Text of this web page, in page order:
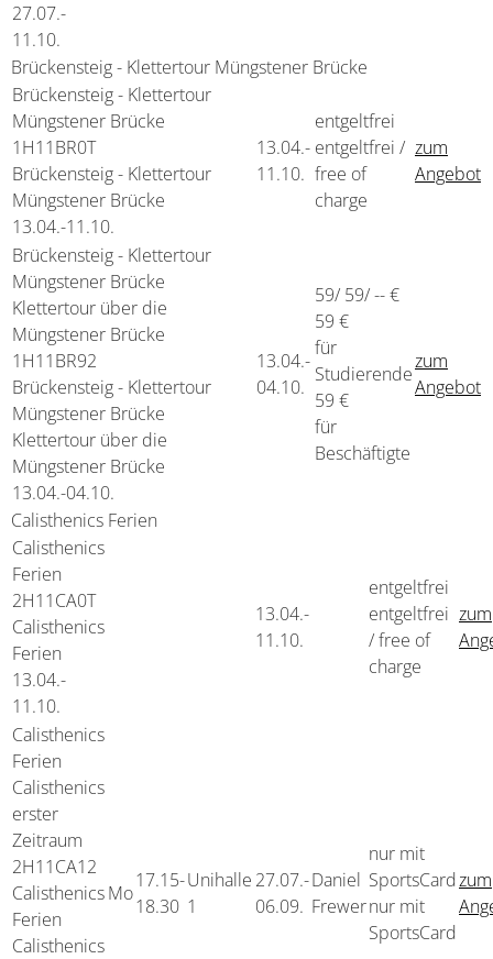
27.07.-
11.10.
Brückensteig - Klettertour Müngstener Brücke
Brückensteig - Klettertour
Müngstener Brücke
1H11BR0T
Brückensteig - Klettertour
Müngstener Brücke
13.04.-11.10.
13.04.-
11.10.
entgeltfrei
entgeltfrei /
free of
charge
zum
Angebot
Brückensteig - Klettertour
Müngstener Brücke
Klettertour über die
Müngstener Brücke
1H11BR92
Brückensteig - Klettertour
Müngstener Brücke
Klettertour über die
Müngstener Brücke
13.04.-04.10.
13.04.-
04.10.
59/ 59/ -- €
59 €
für
Studierende
59 €
für
Beschäftigte
zum
Angebot
Calisthenics Ferien
Calisthenics
Ferien
2H11CA0T
Calisthenics
Ferien
13.04.-
11.10.
13.04.-
11.10.
entgeltfrei
entgeltfrei
/ free of
charge
zum
Calisthenics
Ferien
Calisthenics
erster
Zeitraum
2H11CA12
Calisthenics
Ferien
Calisthenics
Mo
17.15-
18.30
Unihalle
1
27.07.-
06.09.
Daniel
Frewer
nur mit
SportsCard
nur mit
SportsCard
zum